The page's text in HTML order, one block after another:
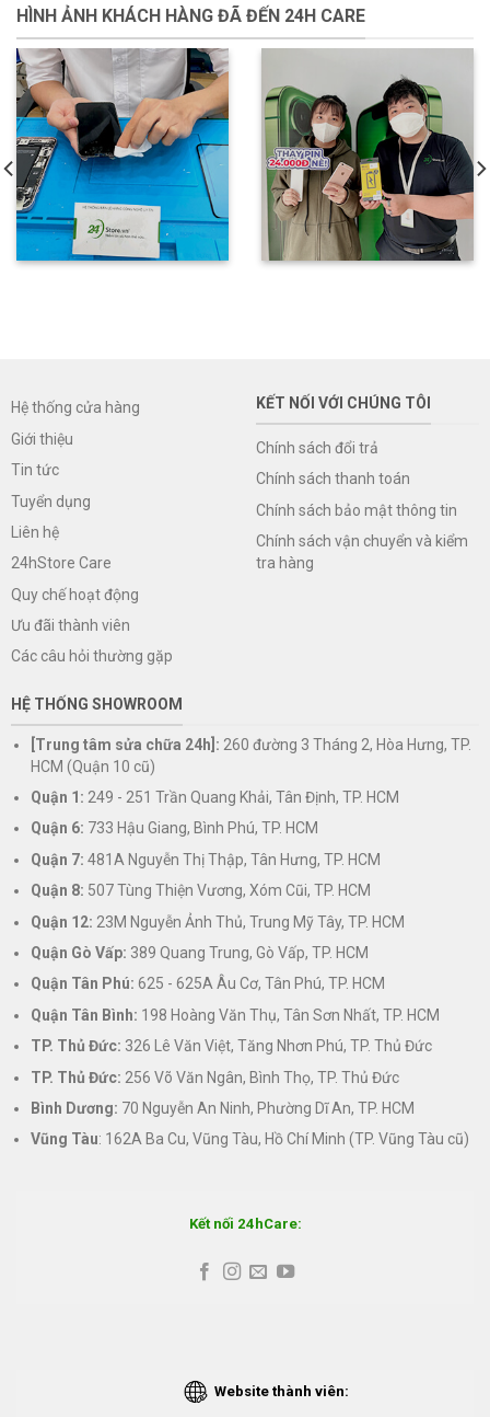
HÌNH ẢNH KHÁCH HÀNG ĐÃ ĐẾN 24H CARE
Hệ thống cửa hàng
Giới thiệu
Tin tức
Tuyển dụng
Liên hệ
24hStore Care
Quy chế hoạt động
Ưu đãi thành viên
Các câu hỏi thường gặp
KẾT NỐI VỚI CHÚNG TÔI
Chính sách đổi trả
Chính sách thanh toán
Chính sách bảo mật thông tin
Chính sách vận chuyển và kiểm
tra hàng
HỆ THỐNG SHOWROOM
[Trung tâm sửa chữa 24h]: 260 đường 3 Tháng 2, Hòa Hưng, TP.
HCM (Quận 10 cũ)
Quận 1: 249 - 251 Trần Quang Khải, Tân Định, TP. HCM
Quận 6: 733 Hậu Giang, Bình Phú, TP. HCM
Quận 7: 481A Nguyễn Thị Thập, Tân Hưng, TP. HCM
Quận 8: 507 Tùng Thiện Vương, Xóm Cũi, TP. HCM
Quận 12: 23M Nguyễn Ảnh Thủ, Trung Mỹ Tây, TP. HCM
Quận Gò Vấp: 389 Quang Trung, Gò Vấp, TP. HCM
Quận Tân Phú: 625 - 625A Âu Cơ, Tân Phú, TP. HCM
Quận Tân Bình: 198 Hoàng Văn Thụ, Tân Sơn Nhất, TP. HCM
TP. Thủ Đức: 326 Lê Văn Việt, Tăng Nhơn Phú, TP. Thủ Đức
TP. Thủ Đức: 256 Võ Văn Ngân, Bình Thọ, TP. Thủ Đức
Bình Dương: 70 Nguyễn An Ninh, Phường Dĩ An, TP. HCM
Vũng Tàu: 162A Ba Cu, Vũng Tàu, Hồ Chí Minh (TP. Vũng Tàu cũ)
Kết nối 24hCare:
Website thành viên: